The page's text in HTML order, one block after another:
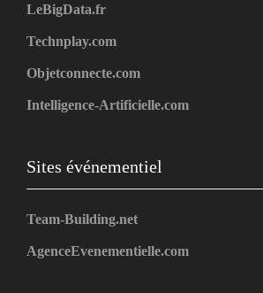
LeBigData.fr
Technplay.com
Objetconnecte.com
Intelligence-Artificielle.com
Sites événementiel
Team-Building.net
AgenceEvenementielle.com